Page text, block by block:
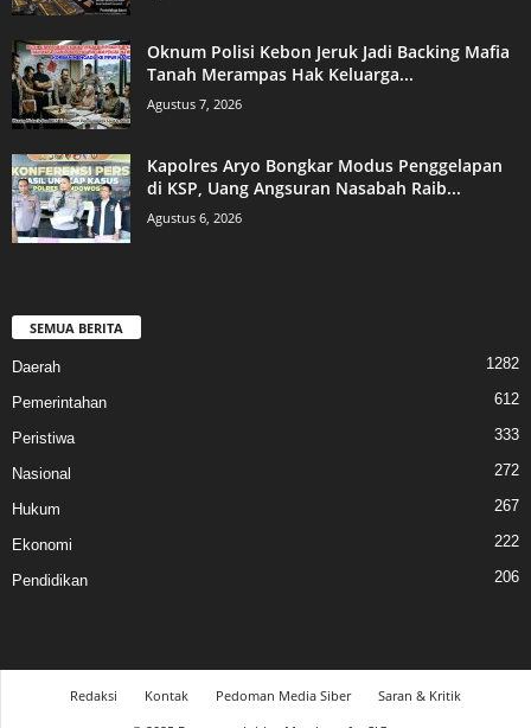
Oknum Polisi Kebon Jeruk Jadi Backing Mafia
Tanah Merampas Hak Keluarga...
Agustus 7, 2026
Kapolres Aryo Bongkar Modus Penggelapan
di KSP, Uang Angsuran Nasabah Raib...
Agustus 6, 2026
SEMUA BERITA
Daerah 1282
Pemerintahan 612
Peristiwa 333
Nasional 272
Hukum 267
Ekonomi 222
Pendidikan 206
Redaksi Kontak Pedoman Media Siber
Saran & Kritik